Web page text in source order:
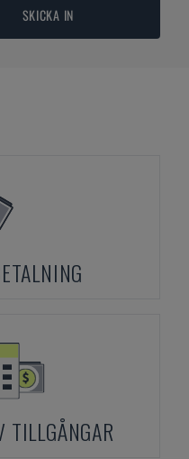
SKICKA IN
TILLGÅNGAR